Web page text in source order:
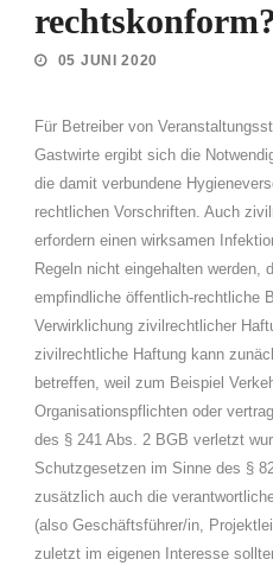
05 JUNI 2020
Für Betreiber von
Gastwirte ergibt sich die
die damit verbundene
rechtlichen Vorschriften. Auch
erfordern einen wirksamen
Regeln nicht eingehalten werden,
empfindliche öffentlich-rechtliche
Verwirklichung zivilrechtlicher
zivilrechtliche Haftung kann
betreffen, weil zum Beispiel
Organisationspflichten oder
des § 241 Abs. 2 BGB verletzt
Schutzgesetzen im Sinne des §
zusätzlich auch die
(also Geschäftsführer/in,
zuletzt im eigenen Interesse